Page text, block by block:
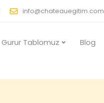
info@chateauegitim.com
Gurur Tablomuz Blog